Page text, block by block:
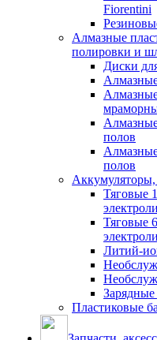
Fiorentini
Алмазные
полировки и
Диски
полов
полов
Аккумуляторы,
Тяговые
Тяговые
Литий-
Зарядные
Пластиковые